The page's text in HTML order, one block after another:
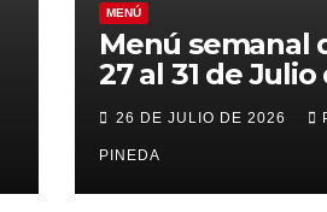
MENÚ
Menú semanal
27 al 31 de Julio
2026
26 DE JULIO DE 2026
PINEDA